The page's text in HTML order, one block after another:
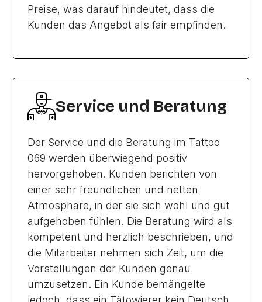
Preise, was darauf hindeutet, dass die
Kunden das Angebot als fair empfinden.
Service und Beratung
Der Service und die Beratung im Tattoo
069 werden überwiegend positiv
hervorgehoben. Kunden berichten von
einer sehr freundlichen und netten
Atmosphäre, in der sie sich wohl und gut
aufgehoben fühlen. Die Beratung wird als
kompetent und herzlich beschrieben, und
die Mitarbeiter nehmen sich Zeit, um die
Vorstellungen der Kunden genau
umzusetzen. Ein Kunde bemängelte